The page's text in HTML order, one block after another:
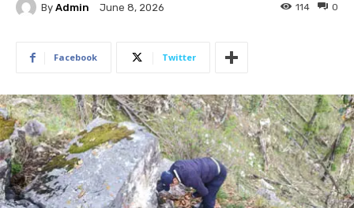
By Admin June 8, 2026 0
114
Facebook Twitter